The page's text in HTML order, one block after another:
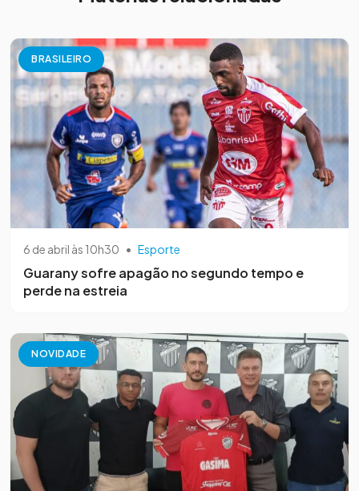
BRASILEIRO
6 de abril às 10h30 • Esporte
Guarany sofre apagão no segundo tempo e
perde na estreia
NOVIDADE